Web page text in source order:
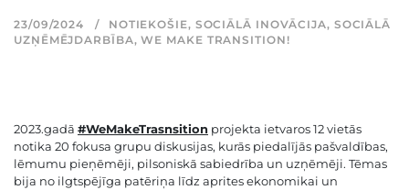
23/09/2024 NOTIEKOŠIE, SOCIĀLĀ INOVĀCIJA, SOCIĀLĀ
UZŅĒMĒJDARBĪBA,WE MAKE TRANSITION!
2023.gadā #WeMakeTrasnsition projekta ietvaros 12 vietās
notika 20 fokusa grupu diskusijas, kurās piedalījās pašvaldības,
lēmumu pieņēmēji, pilsoniskā sabiedrība un uzņēmēji. Tēmas
bija no ilgtspējīga patēriņa līdz aprites ekonomikai un